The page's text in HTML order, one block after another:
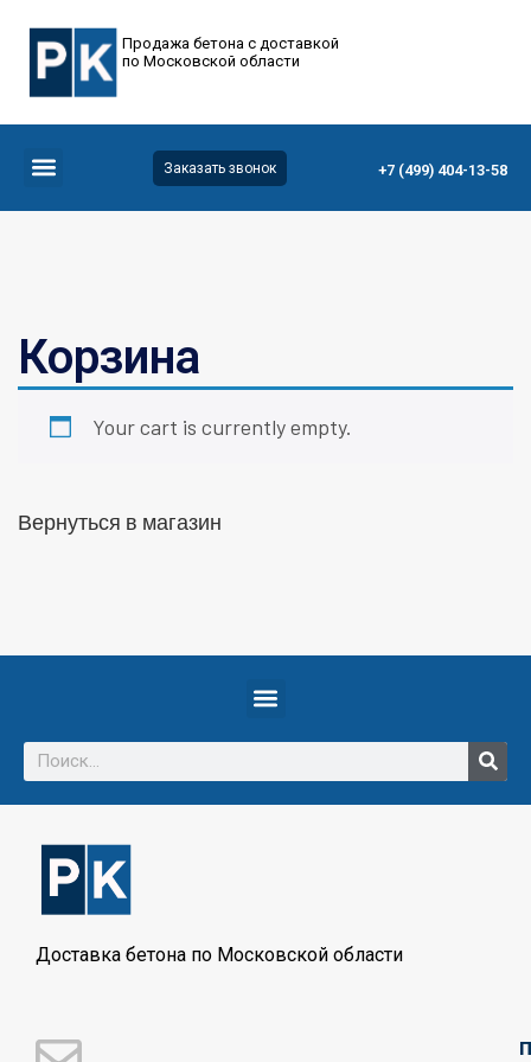
Продажа бетона с доставкой
по Московской области
+7 (499) 404-13-58
Заказать звонок
Корзина
Your cart is currently empty.
Вернуться в магазин
Доставка бетона по Московской области